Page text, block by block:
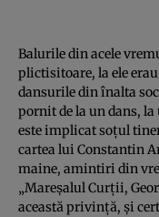
Balurile din acele
plictisitoare, la ele
dansurile din înalta
pornit de la un dans,
este implicat soţul
cartea lui Constantin
maine, amintiri din
„Mareşalul Curţii,
această privinţă, şi